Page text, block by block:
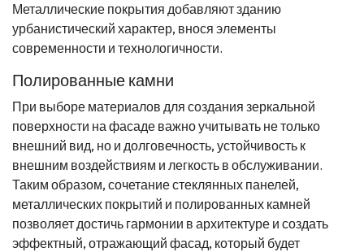
Металлические покрытия добавляют зданию
урбанистический характер, внося элементы
современности и технологичности.
Полированные камни
При выборе материалов для создания зеркальной
поверхности на фасаде важно учитывать не только
внешний вид, но и долговечность, устойчивость к
внешним воздействиям и легкость в обслуживании.
Таким образом, сочетание стеклянных панелей,
металлических покрытий и полированных камней
позволяет достичь гармонии в архитектуре и создать
эффектный, отражающий фасад, который будет